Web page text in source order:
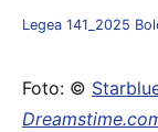
Legea 141_2025
Foto: ©